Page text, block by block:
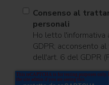
Consenso al
personali
Ho letto l'informativa
GDPR; acconsento
dell'art. 6 del GDPR